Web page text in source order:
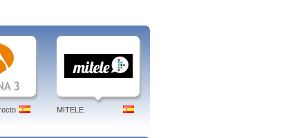
El Canal 24 Horas es un
de media hora de duración
deportes e
canal 24, salud
MITELE